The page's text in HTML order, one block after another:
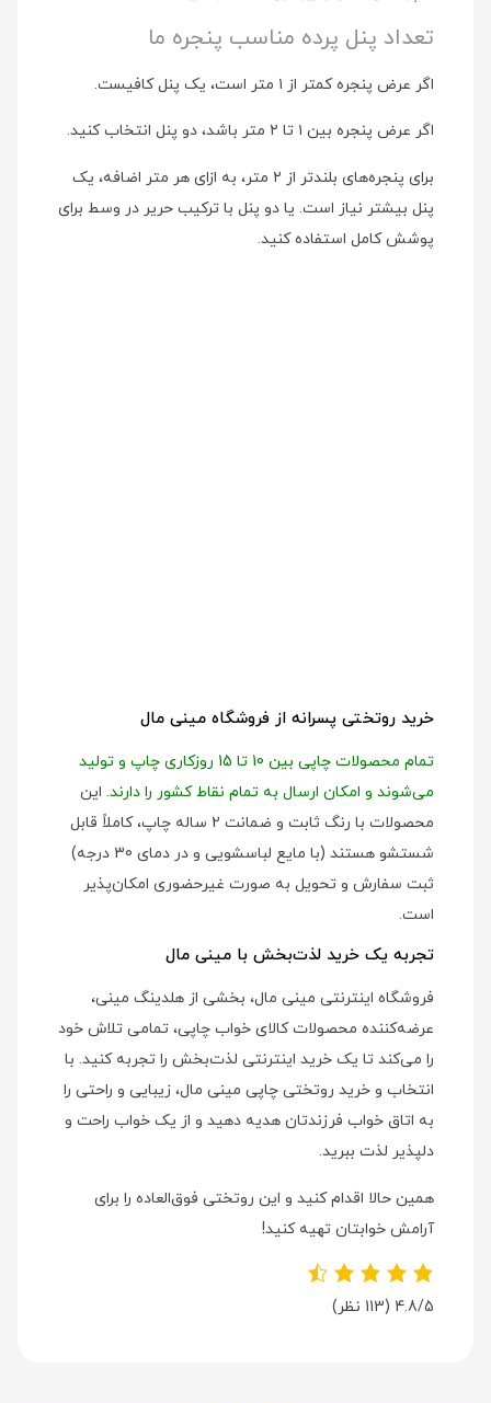
تعداد پنل پرده مناسب پنجره ما
اگر عرض پنجره کمتر از ۱ متر است، یک پنل کافیست.
اگر عرض پنجره بین ۱ تا ۲ متر باشد، دو پنل انتخاب کنید.
برای پنجره‌های بلندتر از ۲ متر، به ازای هر متر اضافه، یک
پنل بیشتر نیاز است. یا دو پنل با ترکیب حریر در وسط برای
پوشش کامل استفاده کنید.
خرید روتختی پسرانه از فروشگاه مینی مال
تمام محصولات چاپی بین 10 تا 15 روزکاری چاپ و تولید
می‌شوند و امکان ارسال به تمام نقاط کشور را دارند. این
محصولات با رنگ ثابت و ضمانت 2 ساله چاپ، کاملاً قابل
شستشو هستند (با مایع لباسشویی و در دمای 30 درجه)
ثبت سفارش و تحویل به صورت غیرحضوری امکان‌پذیر
است.
تجربه یک خرید لذت‌بخش با مینی مال
فروشگاه اینترنتی مینی مال، بخشی از هلدینگ مینی،
عرضه‌کننده محصولات کالای خواب چاپی، تمامی تلاش خود
را می‌کند تا یک خرید اینترنتی لذت‌بخش را تجربه کنید. با
انتخاب و خرید روتختی چاپی مینی مال، زیبایی و راحتی را
به اتاق خواب فرزندتان هدیه دهید و از یک خواب راحت و
دلپذیر لذت ببرید.
همین حالا اقدام کنید و این روتختی فوق‌العاده را برای
آرامش خوابتان تهیه کنید!
4.8/5 (113 نظر)